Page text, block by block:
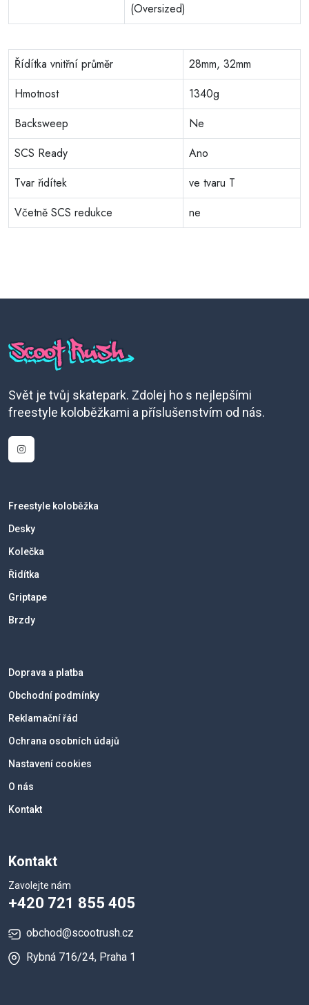
(Oversized)
Řídítka vnitřní průměr
28mm, 32mm
Hmotnost
1340g
Backsweep
Ne
SCS Ready
Ano
Tvar řidítek
ve tvaru T
Včetně SCS redukce
ne
Svět je tvůj skatepark. Zdolej ho s nejlepšími
freestyle koloběžkami a příslušenstvím od nás.
Freestyle koloběžka
Desky
Kolečka
Řidítka
Griptape
Brzdy
Doprava a platba
Obchodní podmínky
Reklamační řád
Ochrana osobních údajů
Nastavení cookies
O nás
Kontakt
Kontakt
Zavolejte nám
+420 721 855 405
obchod@scootrush.cz
Rybná 716/24, Praha 1